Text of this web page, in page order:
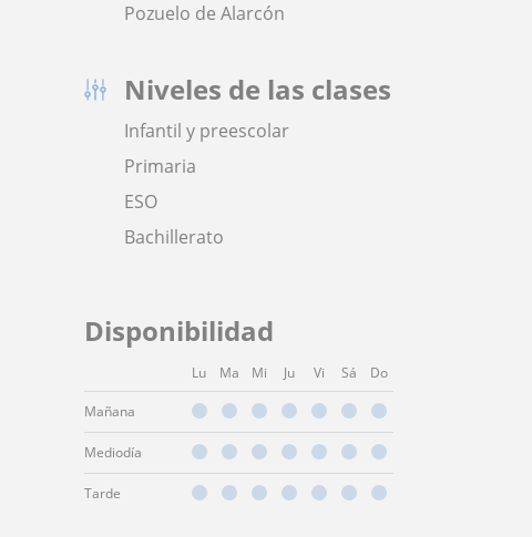
Pozuelo de Alarcón
Niveles de las clases
Infantil y preescolar
Primaria
ESO
Bachillerato
Disponibilidad
Lu Ma Mi Ju Vi Sá Do
Mañana
Mediodía
Tarde